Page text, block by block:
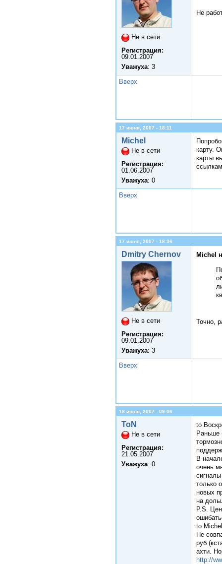
Не в сети
Регистрация:
09.01.2007
Уважуха: 3
Не
Вверх
17 июня, 2007 - 18:11
Michel
Не в сети
Регистрация:
01.06.2007
Уважуха: 0
карту.
карты
Вверх
17 июня, 2007 - 18:36
Dmitry Chernov
Не в сети
Регистрация:
09.01.2007
Уважуха: 3
Michel
Точно,
Вверх
18 июня, 2007 - 09:06
ToN
Не в сети
Регистрация:
21.05.2007
Уважуха: 0
to
Раньше
В
очень
только
новых
на
P.S.
to Michel
Не
руб
ахти.
http://